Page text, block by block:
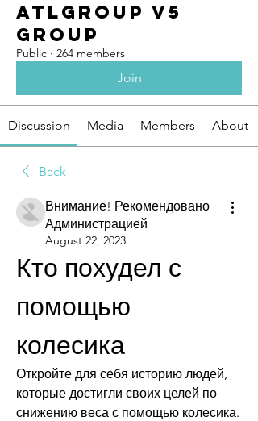
ATLGroup v5
Group
Public · 264 members
Join
Discussion Media Members About
Back
Внимание! Рекомендовано
Администрацией
August 22, 2023
Кто похудел с
помощью
колесика
Откройте для себя историю людей,
которые достигли своих целей по
снижению веса с помощью колесика.